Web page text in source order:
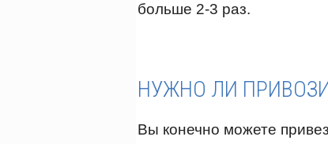
больше 2-3 раз.
НУЖНО ЛИ
Вы конечно можете